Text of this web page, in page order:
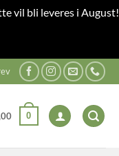
vil bli leveres i August!
0